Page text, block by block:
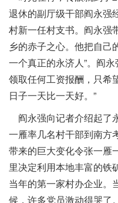
退休的副厅级干部阎永强
村新一任村支书。阎永强
乡的赤子之心。他把自己
一个真正的永济人”。阎
领取任何工资报酬，只希
日子一天比一天好。”
阎永强向记者介绍起了
一雁率几名村干部到南方
带来的巨大变化令张一雁
里决定利用本地丰富的铁
当年的第一家村办企业。
候，许多党员激动得哭了